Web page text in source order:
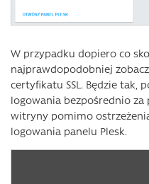
W przypadku dopiero co
najprawdopodobniej
certyfikatu SSL. Będzie tak,
logowania bezpośrednio za
witryny pomimo
logowania panelu Plesk.